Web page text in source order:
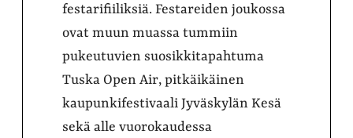
festarifiiliksiä. Festareiden joukossa
ovat muun muassa tummiin
pukeutuvien suosikkitapahtuma
Tuska Open Air, pitkäikäinen
kaupunkifestivaali Jyväskylän Kesä
sekä alle vuorokaudessa